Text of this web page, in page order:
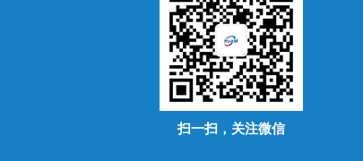
扫一扫，关注微信